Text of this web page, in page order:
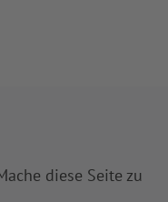
diese Seite zu